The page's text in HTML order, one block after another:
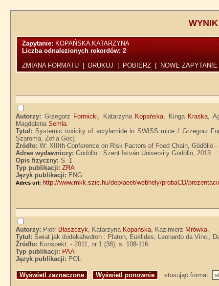
Zapytanie: KOPAŃSKA KATARZYNA
Liczba odnalezionych rekordów:2
ZMIANA FORMATU
DRUKUJ POBIERZ NOWE ZAPYTANIE
Autorzy: Grzegorz Formicki, Katarzyna Kopańska, Kinga Kraska,
MagdalenaSemla.
Tytuł: Systemic toxicity of acrylamide in SWISS mice / Grzegorz
Szaroma, Zofia Goc]
Źródło:W: XIIIth Conference on Risk Factors of Food Chain, Gödöllö
Adres wydawniczy:Gödöllö : Szent István University Gödöllö, 2013
Opis fizyczny:S. 1
Typ publikacji:ZRA
Język publikacji: ENG
Adres url: http://www.mkk.szie.hu/dep/aeet/webhely/probaCD/
Autorzy: Piotr Błaszczyk, Katarzyna Kopańska, Kazimierz Mrówka.
Tytuł:Świat jak dodekahedron : Platon, Euklides, Leonardo da Vinci,
Źródło: Konspekt. - 2011, nr 1 (38), s. 108-116
Typ publikacji: PAA
Język publikacji: POL
stosując format: